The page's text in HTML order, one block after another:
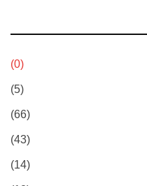
(0)
(5)
(66)
(43)
(14)